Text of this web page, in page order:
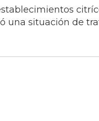
una situación de